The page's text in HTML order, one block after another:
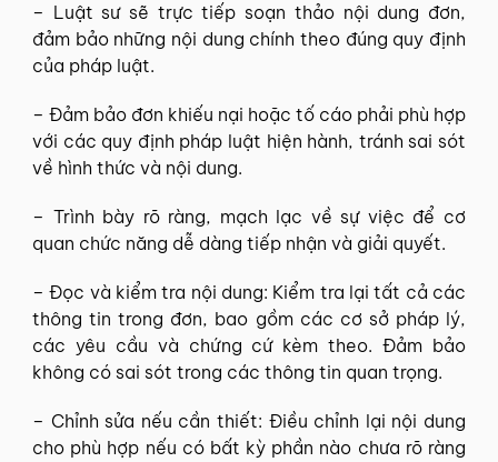
– Luật sư sẽ trực tiếp soạn thảo nội dung đơn,
đảm bảo những nội dung chính theo đúng quy định
của pháp luật.
– Đảm bảo đơn khiếu nại hoặc tố cáo phải phù hợp
với các quy định pháp luật hiện hành, tránh sai sót
về hình thức và nội dung.
– Trình bày rõ ràng, mạch lạc về sự việc để cơ
quan chức năng dễ dàng tiếp nhận và giải quyết.
– Đọc và kiểm tra nội dung: Kiểm tra lại tất cả các
thông tin trong đơn, bao gồm các cơ sở pháp lý,
các yêu cầu và chứng cứ kèm theo. Đảm bảo
không có sai sót trong các thông tin quan trọng.
– Chỉnh sửa nếu cần thiết: Điều chỉnh lại nội dung
cho phù hợp nếu có bất kỳ phần nào chưa rõ ràng